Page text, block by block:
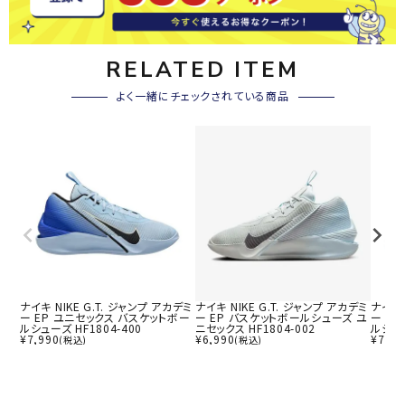
RELATED ITEM
よく一緒にチェックされている商品
ナイキ NIKE G.T. ジャンプ アカデミ
ー EP ユニセックス バスケットボー
ルシューズ HF1804-400
¥7,990(税込)
ナイキ NIKE G.T. ジャンプ アカデミ
ー EP バスケットボールシューズ ユ
ニセックス HF1804-002
¥6,990(税込)
ナイ
ー EP
ルシ
¥